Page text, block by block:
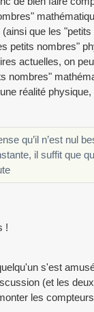
que les
petits nombres"
actuelles, on
nombres"
réalité
qu’il n’est nul
il suffit que
!
s'est
(et les
les